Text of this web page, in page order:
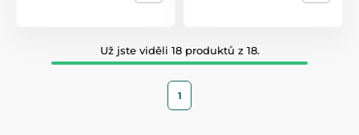
Už jste viděli 18 produktů z 18.
1